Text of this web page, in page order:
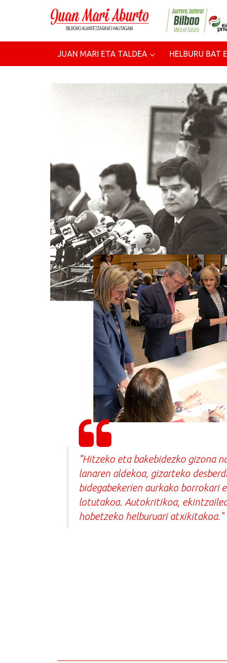
JUAN MARI ETA TALDEA HELBURU BAT
"Hitzeko eta bakebidezko gizona
lanaren aldekoa, gizarteko
bidegabekerien aurkako borrokari
lotutakoa. Autokritikoa,
hobetzeko helburuari atxikitakoa."